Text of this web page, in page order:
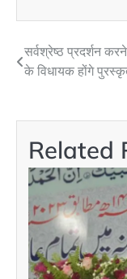
Post
navigation
सर्वश्रेष्ठ प्रदर्शन
के विधायक होंगे
Related